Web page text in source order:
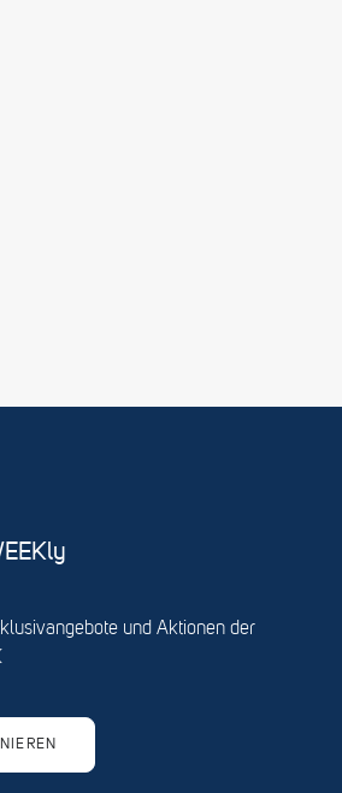
und Aktionen der